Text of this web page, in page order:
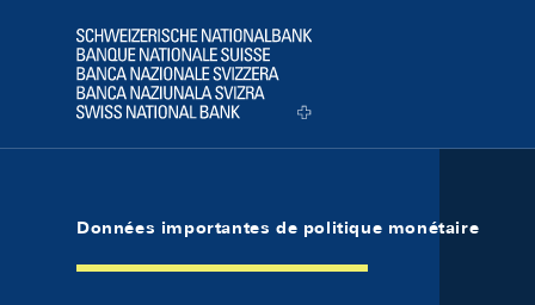
Logo
Données importantes de politique monétaire